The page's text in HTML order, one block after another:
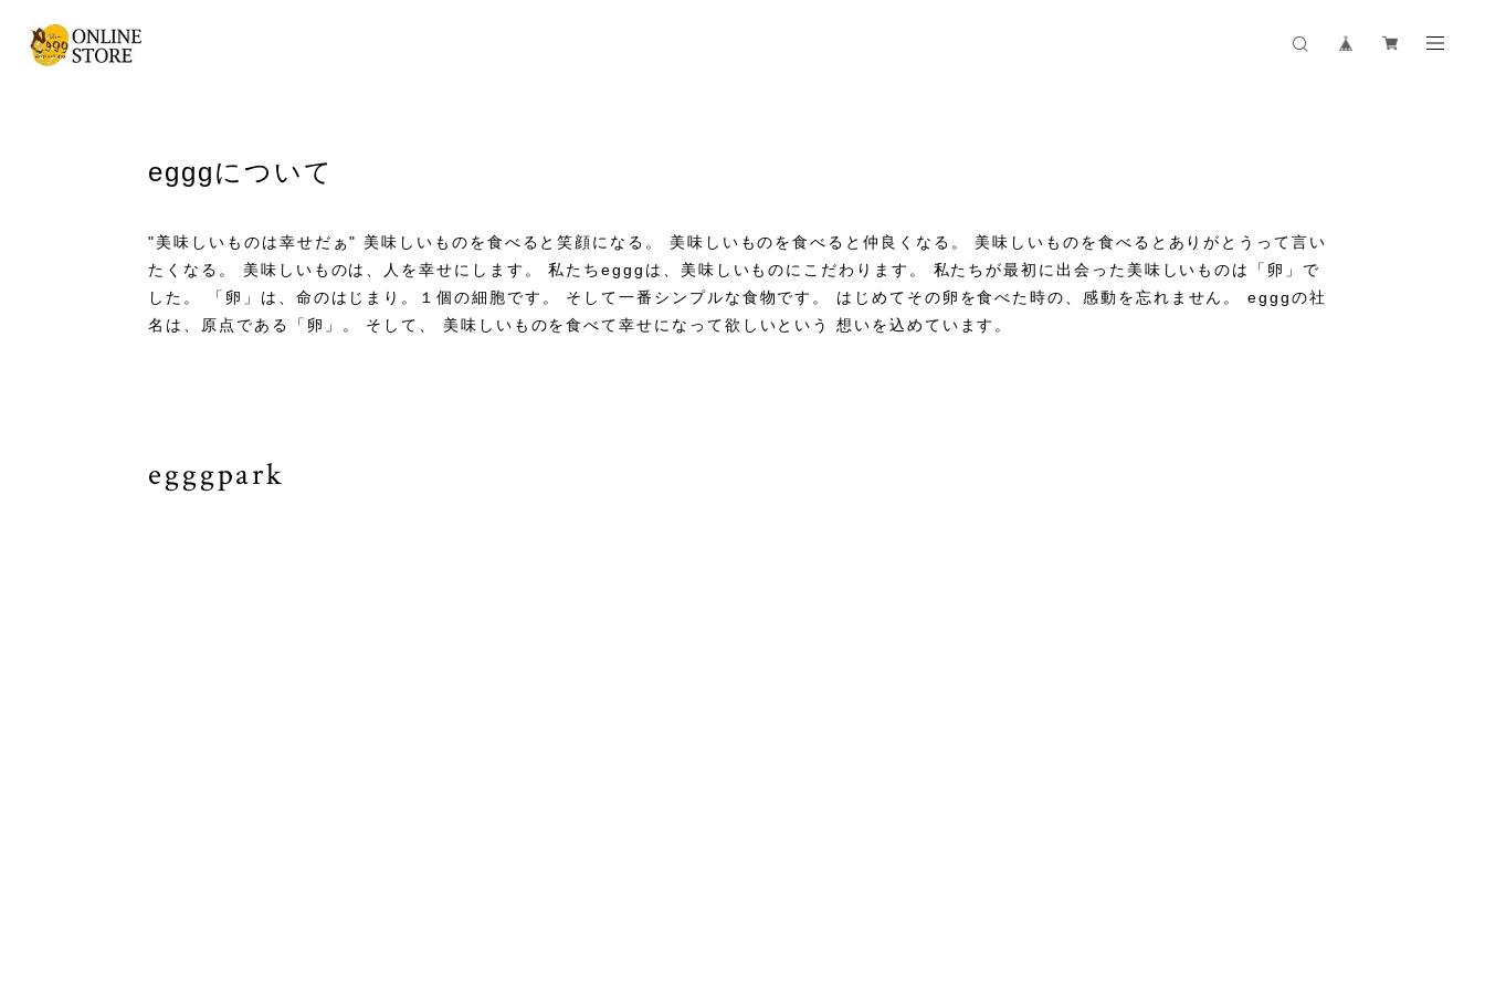
egggについて
"美味しいものは幸せだぁ" 美味しいものを食べると笑顔になる。 美味しいものを食べると仲良くなる。 美味しいものを食べるとありがとうって言い
たくなる。 美味しいものは、人を幸せにします。 私たちegggは、美味しいものにこだわります。 私たちが最初に出会った美味しいものは「卵」で
した。 「卵」は、命のはじまり。１個の細胞です。 そして一番シンプルな食物です。 はじめてその卵を食べた時の、感動を忘れません。 egggの社
名は、原点である「卵」。 そして、 美味しいものを食べて幸せになって欲しいという 想いを込めています。
egggpark